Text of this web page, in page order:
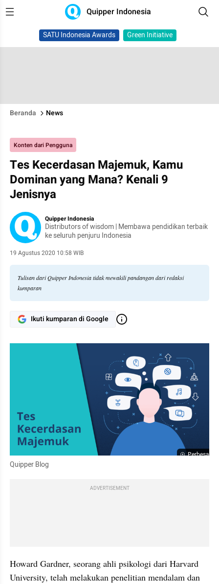
Quipper Indonesia
SATU Indonesia Awards Green Initiative
Beranda News
Konten dari Pengguna
Tes Kecerdasan Majemuk, Kamu
Dominan yang Mana? Kenali 9
Jenisnya
Quipper Indonesia
Distributors of wisdom | Membawa pendidikan terbaik
ke seluruh penjuru Indonesia
19 Agustus 2020 10:58 WIB
Tulisan dari Quipper Indonesia tidak mewakili pandangan dari redaksi
kumparan
Ikuti kumparan di Google
Perbesar
Quipper Blog
ADVERTISEMENT
Howard Gardner, seorang ahli psikologi dari Harvard
University, telah melakukan penelitian mendalam dan